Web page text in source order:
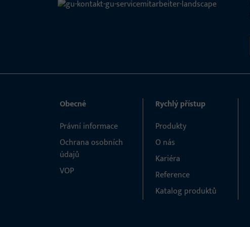
Obecné
Právní informace
Ochrana osobních
údajů
VOP
Rychlý přístup
Produkty
O nás
Kariéra
Reference
Katalog produktů